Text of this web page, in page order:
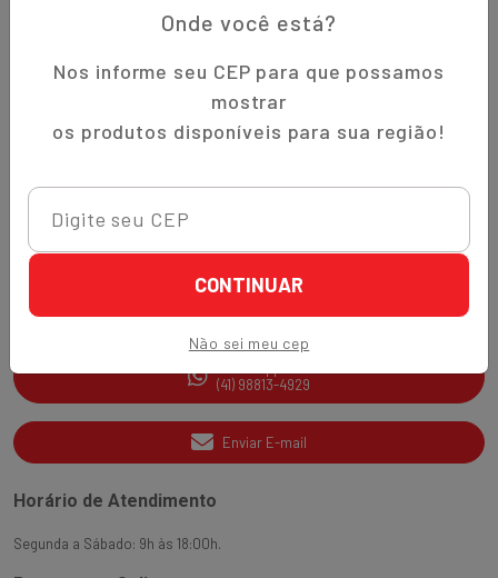
Onde você está?
Nos informe seu CEP para que possamos
mostrar
os produtos disponíveis para sua região!
CONTINUAR
Não sei meu cep
Política de Privacidade
Trocas e Devoluções
Nippon-Aji App
Ajuda e Suporte
SAC
(41) 3538-2177
(41) 98813-4929
Enviar E-mail
Horário de Atendimento
Segunda a Sábado: 9h às 18:00h.